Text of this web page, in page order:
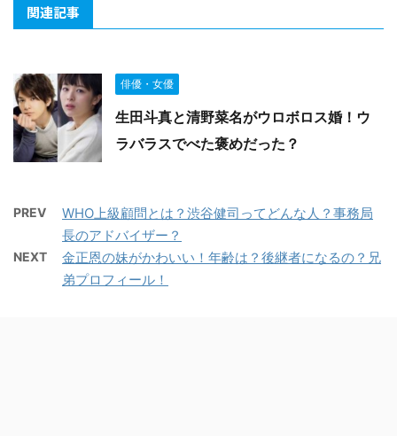
関連記事
俳優・女優
生田斗真と清野菜名がウロボロス婚！ウ
ラバラスでべた褒めだった？
PREV
WHO上級顧問とは？渋谷健司ってどんな人？事務局
長のアドバイザー？
NEXT
金正恩の妹がかわいい！年齢は？後継者になるの？兄
弟プロフィール！